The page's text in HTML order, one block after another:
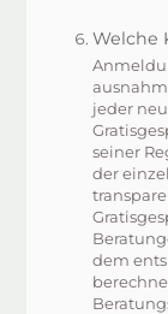
Welche
jeder
seiner
der
dem